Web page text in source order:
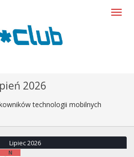
2026
technologii mobilnych
Lipiec 2026
N